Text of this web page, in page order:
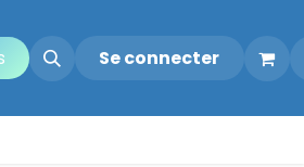
Se connecter